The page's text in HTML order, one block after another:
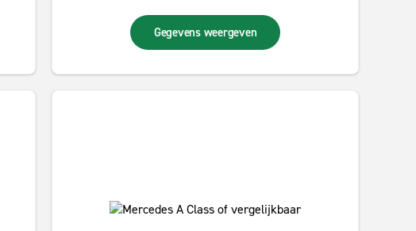
Gegevens weergeven